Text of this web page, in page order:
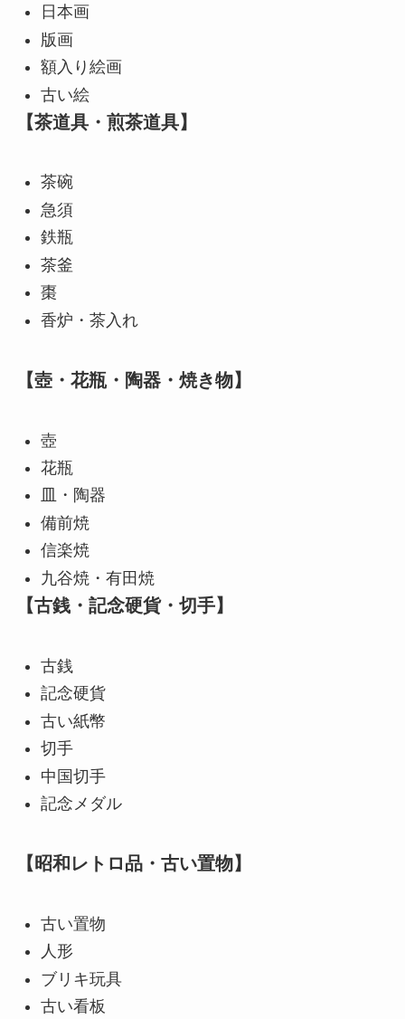
日本画
版画
額入り絵画
古い絵
【茶道具・煎茶道具】
茶碗
急須
鉄瓶
茶釜
棗
香炉・茶入れ
【壺・花瓶・陶器・焼き物】
壺
花瓶
皿・陶器
備前焼
信楽焼
九谷焼・有田焼
【古銭・記念硬貨・切手】
古銭
記念硬貨
古い紙幣
切手
中国切手
記念メダル
【昭和レトロ品・古い置物】
古い置物
人形
ブリキ玩具
古い看板